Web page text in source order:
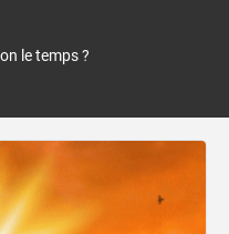
le temps ?